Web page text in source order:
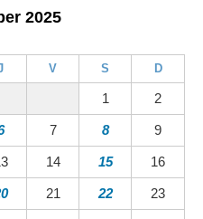
2025
V S D
1 2
7 8 9
14 15 16
21 22 23